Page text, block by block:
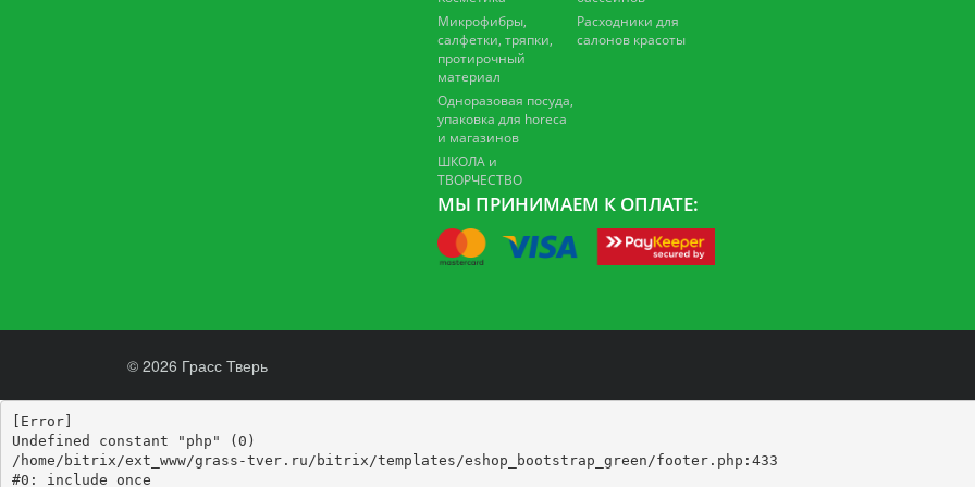
Микрофибры,
салфетки, тряпки,
протирочный
материал
Одноразовая посуда,
упаковка для horeca
и магазинов
ШКОЛА и
ТВОРЧЕСТВО
Расходники для
салонов красоты
МЫ ПРИНИМАЕМ К ОПЛАТЕ:
© 2026 Грасс Тверь
[Error]
Undefined constant "php" (0)
/home/bitrix/ext_www/grass-tver.ru/bitrix/templates/eshop_bootstrap_green/footer.php:433
#0: include_once